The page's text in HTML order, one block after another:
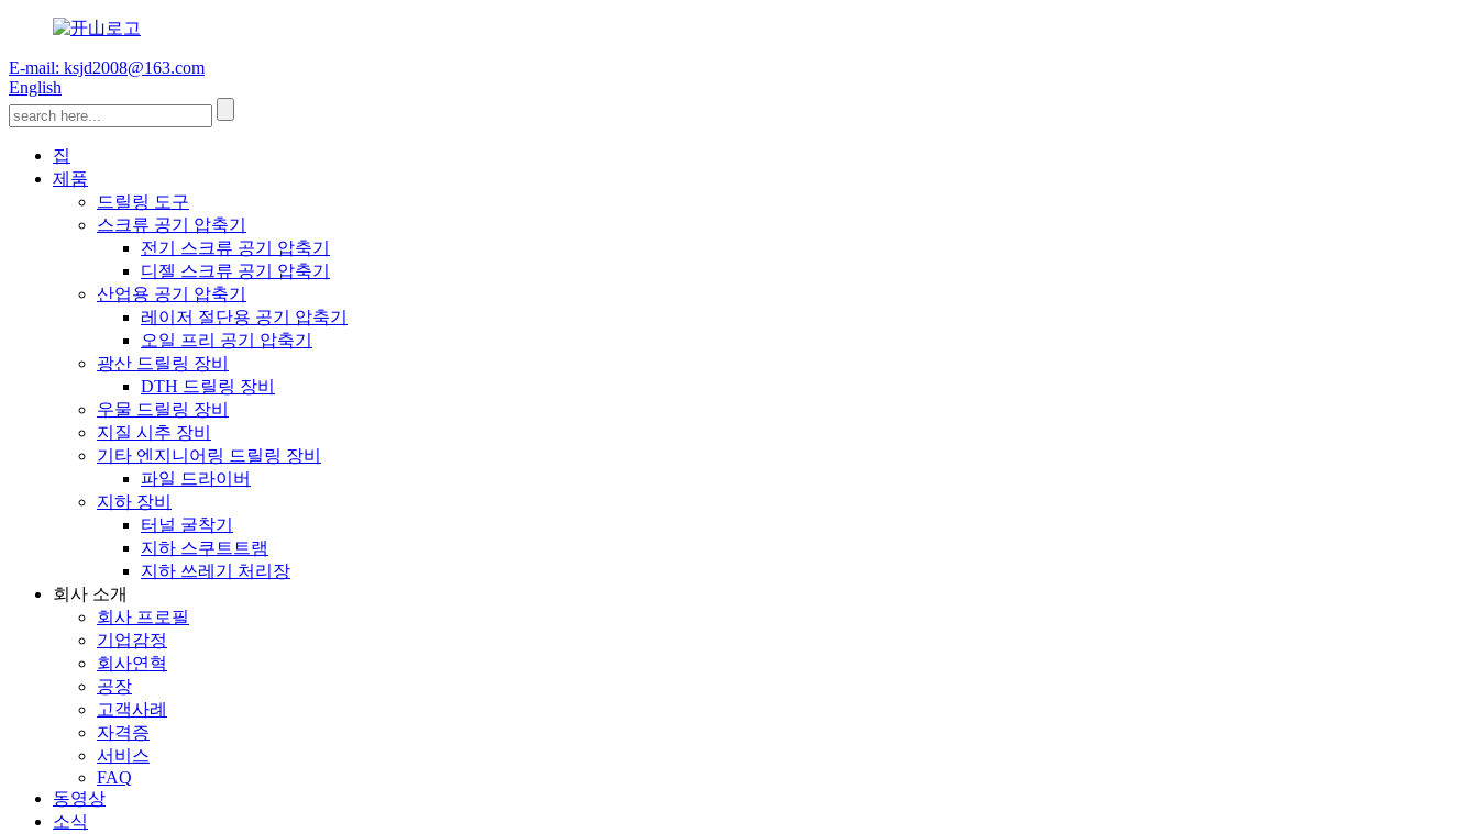
E-mail: ksjd2008@163.com
English
집
제품
드릴링 도구
스크류 공기 압축기
전기 스크류 공기 압축기
디젤 스크류 공기 압축기
산업용 공기 압축기
레이저 절단용 공기 압축기
오일 프리 공기 압축기
광산 드릴링 장비
DTH 드릴링 장비
우물 드릴링 장비
지질 시추 장비
기타 엔지니어링 드릴링 장비
파일 드라이버
지하 장비
터널 굴착기
지하 스쿠트트램
지하 쓰레기 처리장
회사 소개
회사 프로필
기업감정
회사연혁
공장
고객사례
자격증
서비스
FAQ
동영상
소식